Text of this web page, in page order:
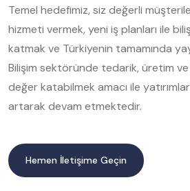
Temel hedefimiz, siz değerli
hizmeti vermek, yeni iş planları ile
katmak ve Türkiyenin tamamında
Bilişim sektöründe tedarik, üretim
değer katabilmek amacı ile
artarak devam etmektedir.
Hemen İletişime Geçin